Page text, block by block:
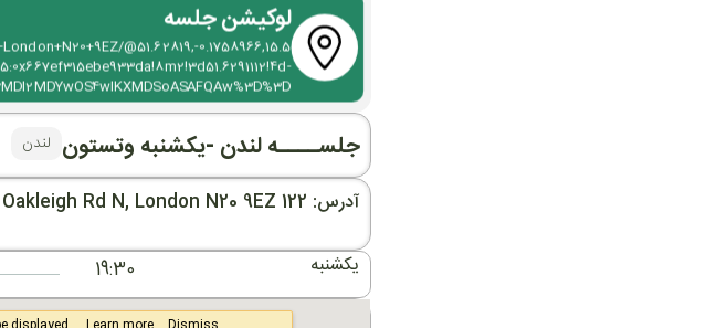
لوکیشن جلسه
@51.62819,-0.1758966,15.5
جلســــه لندن -یکشنبه وتستون لندن
آدرس: 122 Oakleigh Rd N, London N20 9EZ
یکشنبه 19:30